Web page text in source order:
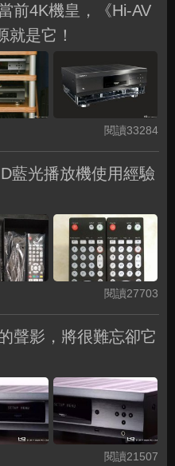
前4K機皇，《Hi-AV
就是它！
閱讀33284
藍光播放機使用經驗
閱讀27703
聲影，將很難忘卻它
閱讀21507